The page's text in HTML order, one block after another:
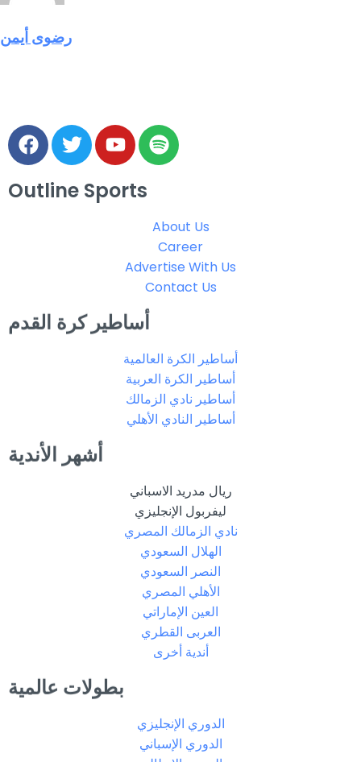
رضوى أيمن
Outline Sports
About Us
Career
Advertise With Us
Contact Us
أساطير كرة القدم
أساطير الكرة العالمية
أساطير الكرة العربية
أساطير نادي الزمالك
أساطير النادي الأهلي
أشهر الأندية
ريال مدريد الاسباني
ليفربول الإنجليزي
نادي الزمالك المصري
الهلال السعودي
النصر السعودي
الأهلي المصري
العين الإماراتي
العربى القطري
أندية أخرى
بطولات عالمية
الدوري الإنجليزي
الدوري الإسباني